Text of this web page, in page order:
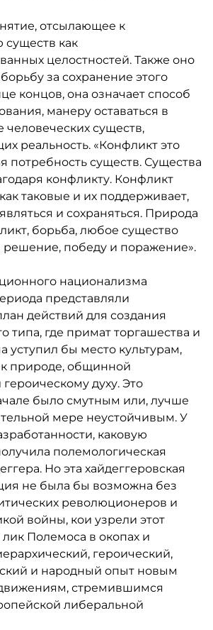
гипермаркет с огромной
дворе.
отсылающее к
как
целостностей. Также оно
за сохранение этого
концов, она означает способ
манеру оставаться в
человеческих существ,
реальность. «Конфликт это
потребность существ. Существа
конфликту. Конфликт
таковые и их поддерживает,
и сохраняться. Природа
борьба, любое существо
решение, победу и поражение».
национализма
представляли
действий для создания
типа, где примат торгашества и
уступил бы место культурам,
природе, общинной
духу. Это
было смутным или, лучше
мере неустойчивым. У
каковую
полемологическая
Но эта хайдеггеровская
не была бы возможна без
революционеров и
войны, кои узрели этот
Полемоса в окопах и
героический,
и народный опыт новым
стремившимся
либеральной